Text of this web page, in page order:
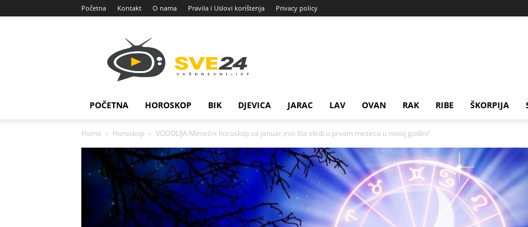
Početna Kontakt O nama Pravila i Uslovi korištenja Privacy policy
POČETNA HOROSKOP BIK DJEVICA JARAC LAV OVAN RAK RIBE ŠKORPIJA
Home Horoskop VODOLIJA:Mesečni horoskop za januar,evo šta sledi u prvom mesecu u novoj godini!